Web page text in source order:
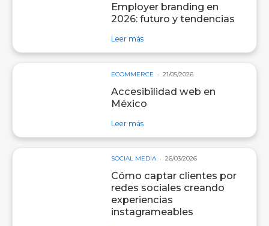
Employer branding en
2026: futuro y tendencias
Leer mássobre entrada Employer branding
ECOMMERCE 21/05/2026
Accesibilidad web en
México
Leer mássobre entrada Accesibilidad web
SOCIAL MEDIA 26/03/2026
Cómo captar clientes por
redes sociales creando
experiencias
instagrameables